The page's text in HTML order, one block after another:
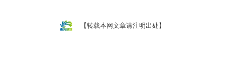
【转载本网文章请注明出处】